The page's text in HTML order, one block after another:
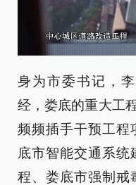
身为市委书记，
经，娄底的重大工
频频插手干预工程
底市智能交通系统
程、娄底市强制戒